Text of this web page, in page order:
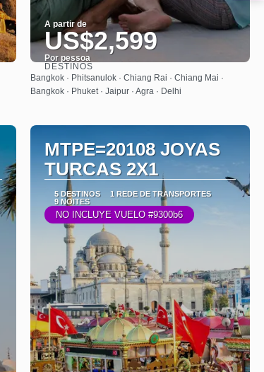
A partir de
US$2,599
Por pessoa
Saiba mais
DESTINOS
Bangkok · Phitsanulok · Chiang Rai · Chiang Mai ·
Bangkok · Phuket · Jaipur · Agra · Delhi
MTPE=20108 JOYAS
TURCAS 2X1
5 DESTINOS
1 REDE DE TRANSPORTES
9 NOITES
NO INCLUYE VUELO #9300b6